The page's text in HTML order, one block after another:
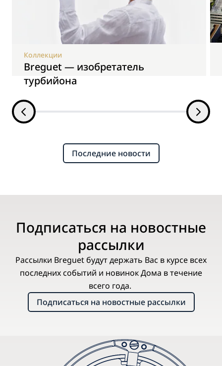
Breguet — изобретатель
турбийона
Коллекции
Последние новости
Подписаться на новостные
рассылки
Рассылки Breguet будут держать Вас в курсе всех
последних событий и новинок Дома в течение
всего года.
Подписаться на новостные рассылки